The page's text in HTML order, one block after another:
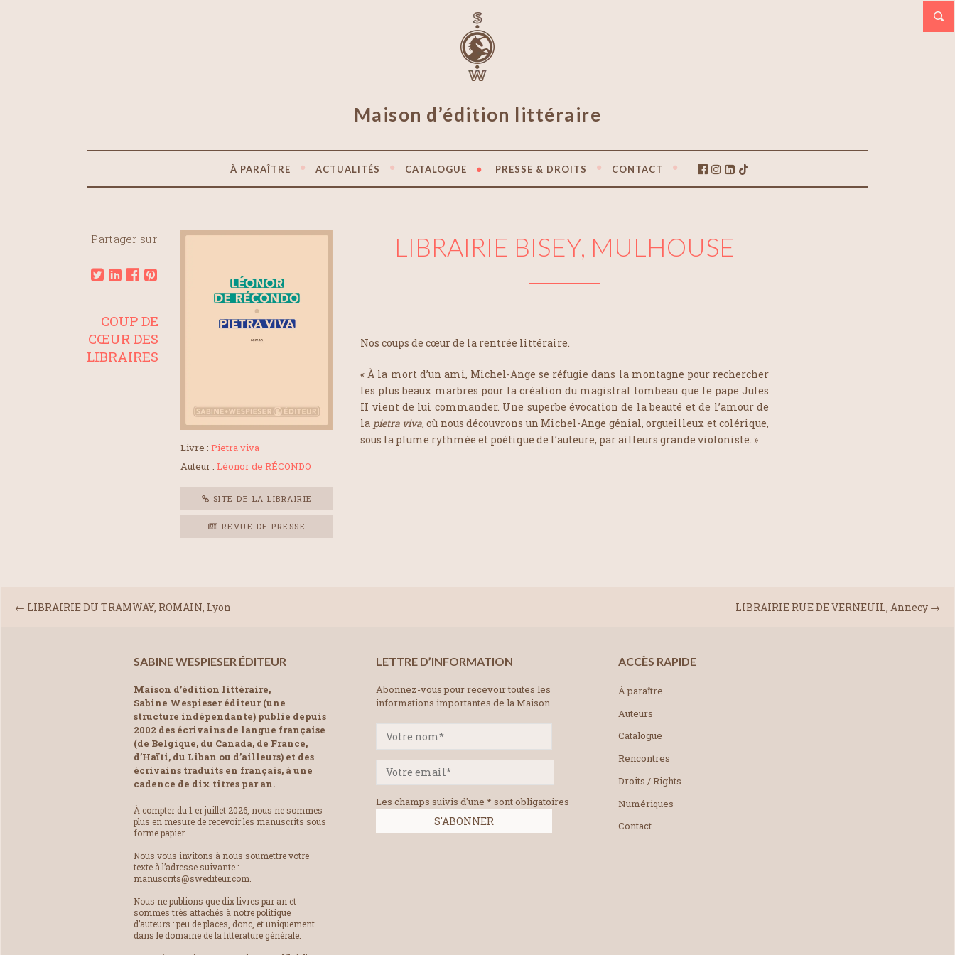
Maison d’édition littéraire
À PARAÎTRE ACTUALITÉS CATALOGUE PRESSE & DROITS CONTACT
Partager sur
:
Livre : Pietra viva
Auteur : Léonor de RÉCONDO
SITE DE LA LIBRAIRIE
REVUE DE PRESSE
LIBRAIRIE BISEY, MULHOUSE
Nos coups de cœur de la rentrée littéraire.
« À la mort d’un ami, Michel-Ange se réfugie dans la montagne pour rechercher
les plus beaux marbres pour la création du magistral tombeau que le pape Jules
II vient de lui commander. Une superbe évocation de la beauté et de l’amour de
la pietra viva, où nous découvrons un Michel-Ange génial, orgueilleux et colérique,
sous la plume rythmée et poétique de l’auteure, par ailleurs grande violoniste. »
COUP DE
CŒUR DES
LIBRAIRES
LIBRAIRIE RUE DE VERNEUIL, Annecy →
← LIBRAIRIE DU TRAMWAY, ROMAIN, Lyon
SABINE WESPIESER ÉDITEUR
Maison d’édition littéraire,
Sabine Wespieser éditeur (une
structure indépendante) publie depuis
2002 des écrivains de langue française
(de Belgique, du Canada, de France,
d’Haïti, du Liban ou d’ailleurs) et des
écrivains traduits en français, à une
cadence de dix titres par an.
À compter du 1 er juillet 2026, nous ne sommes
plus en mesure de recevoir les manuscrits sous
forme papier.
Nous vous invitons à nous soumettre votre
texte à l’adresse suivante :
manuscrits@swediteur.com.
Nous ne publions que dix livres par an et
sommes très attachés à notre politique
d’auteurs : peu de places, donc, et uniquement
dans le domaine de la littérature générale.
LETTRE D’INFORMATION
Abonnez-vous pour recevoir toutes les
informations importantes de la Maison.
Les champs suivis d'une * sont obligatoires
ACCÈS RAPIDE
À paraître
Auteurs
Catalogue
Rencontres
Droits / Rights
Numériques
Contact